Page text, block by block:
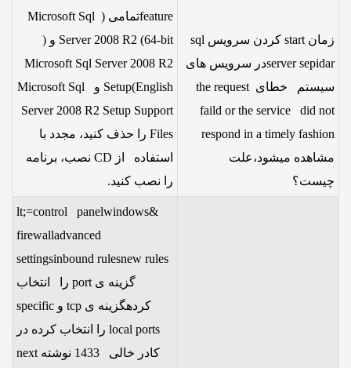
زمان start کردن سرویس sql
server sepidarدر سرویس های
سیستم خطای the request
faild or the service did not
respond in a timely fashion
مشاهده میشود،علت
چیست؟
featureتمامی (Microsoft Sql
Server 2008 R2 (64-bit و (
Microsoft Sql Server 2008 R2
Setup(English و Microsoft Sql
Server 2008 R2 Setup Support
Files را حذف کنید، مجدد با
استفاده از CD نصب، برنامه
را نصب کنید.
&lt;=control panelwindows
firewalladvanced
settingsinbound rulesnew rules
گزینه ی port را انتخاب
کردهگزینه ی tcp و specific
local ports را انتخاب کرده در
کادر خالی 1433 نوشته next